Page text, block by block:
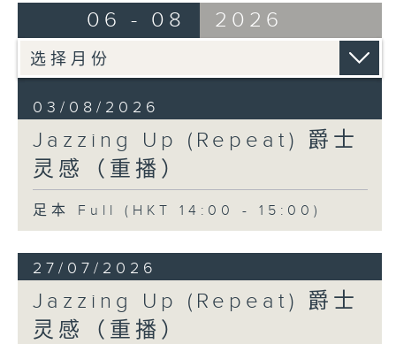
06 - 08 2026
03/08/2026
Jazzing Up (Repeat) 爵士
灵感（重播）
足本 Full (HKT 14:00 - 15:00)
27/07/2026
Jazzing Up (Repeat) 爵士
灵感（重播）